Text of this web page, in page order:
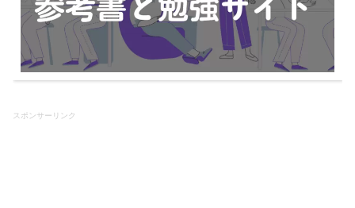
スポンサーリンク